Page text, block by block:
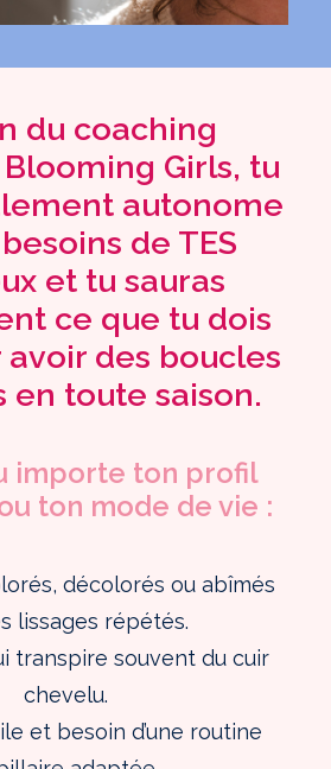
du coaching
Girls, tu
autonome
de TES
et tu sauras
ce que tu dois
des boucles
en toute saison.
importe ton profil
ton mode de vie :
décolorés ou abîmés
lissages répétés.
transpire souvent du cuir
chevelu.
et besoin d’une routine